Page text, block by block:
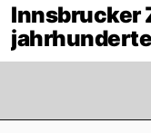
Innsbrucker